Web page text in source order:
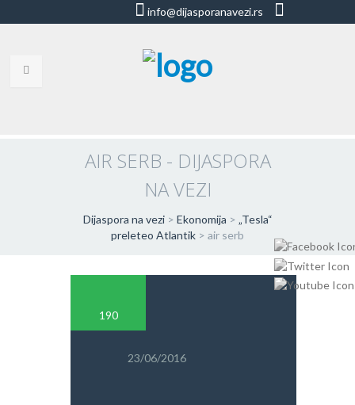
info@dijasporanavezi.rs
BLOG
O NAMA
IMPRESUM
PRETRAGA
AIR SERB - DIJASPORA
NA VEZI
Dijaspora na vezi> Ekonomija > „Tesla“
preleteo Atlantik > air serb
190
23/06/2016